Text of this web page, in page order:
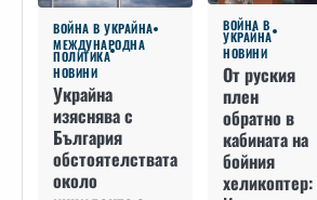
ВОЙНА В УКРАЙНА
МЕЖДУНАРОДНА
ПОЛИТИКА
НОВИНИ
Украйна
изяснява с
България
обстоятелствата
около
ВОЙНА В
УКРАЙНА
НОВИНИ
От руския
плен
обратно в
кабината на
бойния
хеликоптер: